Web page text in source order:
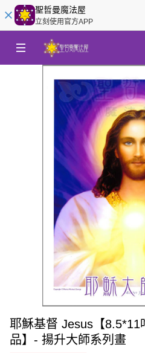
聖哲曼魔法屋
立刻使用官方APP
耶穌基督 Jesus【8.5*11
品】- 揚升大師系列畫